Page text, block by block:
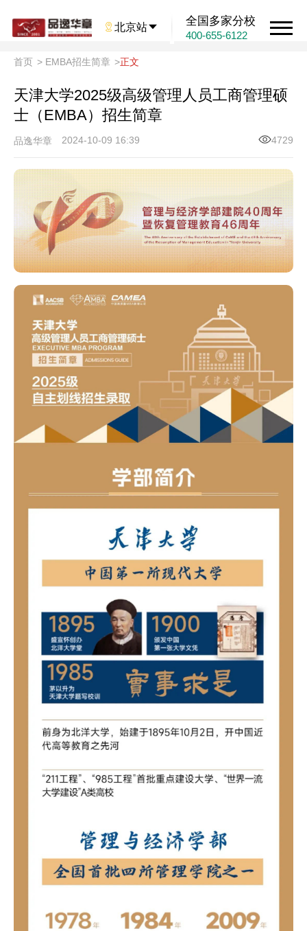
北京站 全国多家分校
400-655-6122
首页 > EMBA招生简章 >正文
天津大学2025级高级管理人员工商管理硕
士（EMBA）招生简章
品逸华章 2024-10-09 16:39 4729